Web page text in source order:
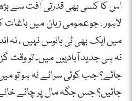
اس کا کسی بھی قدرتی آفت سے بڑھ
لاہور ، جوعمومی زبان میں باغات
میں ایک بھی ٹی ہائوس نہیں ، نہ
نہ ہی جدید آبادیوں میں۔ تو وقت
جائے؟ جب کوئی سرائے نہ ہو تو
جائیں؟ جس جگہ مال پر چائے